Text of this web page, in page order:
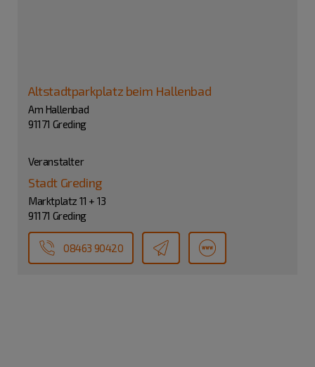
Altstadtparkplatz beim Hallenbad
Am Hallenbad
91171 Greding
Veranstalter
Stadt Greding
Marktplatz 11 + 13
91171 Greding
08463 90420